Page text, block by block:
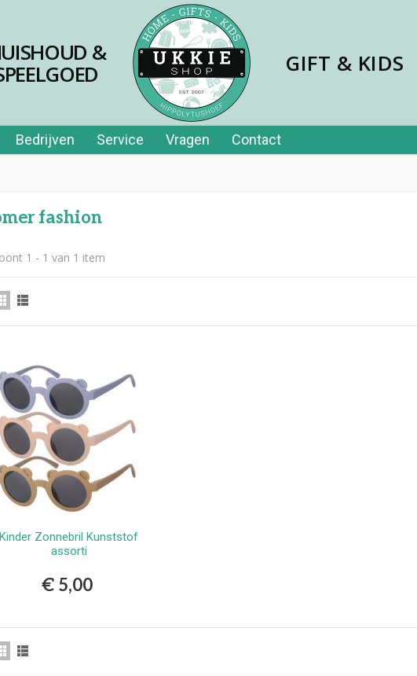
& GIFT & KIDS
Bedrijven Service Vragen Contact
€ 1,99
nederlands
€ 29,99
HG vlekkenspray extra sterk/
verwijdert meest...
€ 9,99
HG Vlekkenspray / voor vlek
verwijdering en...
fashion
1 - 1 van 1 item
Bestellen
Kinder Zonnebril Kunststof
assorti
€ 5,00